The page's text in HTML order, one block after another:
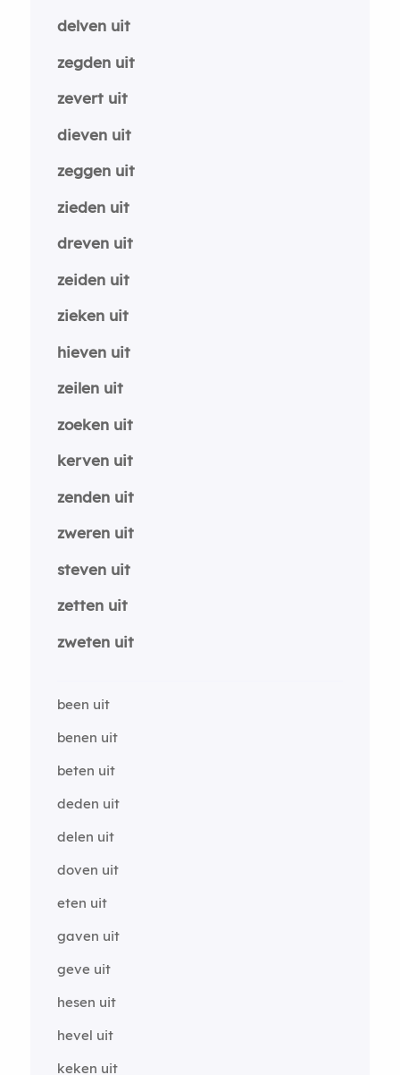
delven uit
zegden uit
zevert uit
dieven uit
zeggen uit
zieden uit
dreven uit
zeiden uit
zieken uit
hieven uit
zeilen uit
zoeken uit
kerven uit
zenden uit
zweren uit
steven uit
zetten uit
zweten uit
been uit
benen uit
beten uit
deden uit
delen uit
doven uit
eten uit
gaven uit
geve uit
hesen uit
hevel uit
keken uit